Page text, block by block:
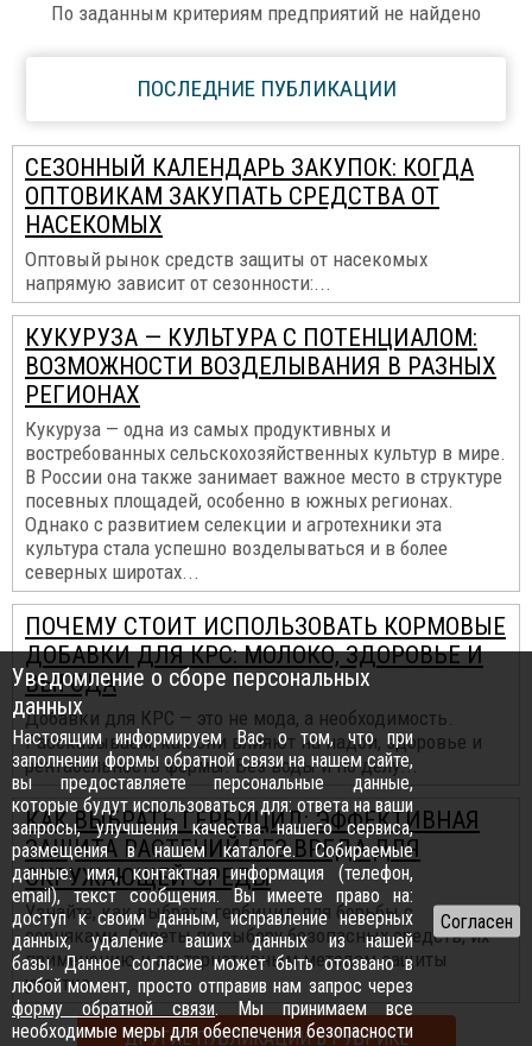
По заданным критериям предприятий не найдено
ПОСЛЕДНИЕ ПУБЛИКАЦИИ
СЕЗОННЫЙ КАЛЕНДАРЬ ЗАКУПОК: КОГДА
ОПТОВИКАМ ЗАКУПАТЬ СРЕДСТВА ОТ
НАСЕКОМЫХ
Оптовый рынок средств защиты от насекомых
напрямую зависит от сезонности:...
КУКУРУЗА — КУЛЬТУРА С ПОТЕНЦИАЛОМ:
ВОЗМОЖНОСТИ ВОЗДЕЛЫВАНИЯ В РАЗНЫХ
РЕГИОНАХ
Кукуруза — одна из самых продуктивных и
востребованных сельскохозяйственных культур в мире.
В России она также занимает важное место в структуре
посевных площадей, особенно в южных регионах.
Однако с развитием селекции и агротехники эта
культура стала успешно возделываться и в более
северных широтах...
ПОЧЕМУ СТОИТ ИСПОЛЬЗОВАТЬ КОРМОВЫЕ
ДОБАВКИ ДЛЯ КРС: МОЛОКО, ЗДОРОВЬЕ И
ВЫГОДА
Добавки для КРС — это не мода, а необходимость.
Рассказываем, как они влияют на надои, здоровье и
рентабельность фермы. Без воды и по делу...
КАК ВЫБРАТЬ ГЕРБИЦИД: ЭФФЕКТИВНАЯ
ЗАЩИТА РАСТЕНИЙ БЕЗ ВРЕДА ДЛЯ
ОКРУЖАЮЩЕЙ СРЕДЫ
Узнайте, как выбрать гербицид для борьбы с
сорняками. Советы по выбору безопасных средств, их
применению и альтернативным методам защиты
участка...
ДРУГИЕ ПУБЛИКАЦИИ В РУБРИКЕ
Уведомление о сборе персональных
данных
Настоящим информируем Вас о том, что при
заполнении формы обратной связи на нашем сайте,
вы предоставляете персональные данные,
которые будут использоваться для: ответа на ваши
запросы, улучшения качества нашего сервиса,
размещения в нашем каталоге. Собираемые
данные: имя, контактная информация (телефон,
email), текст сообщения. Вы имеете право на:
доступ к своим данным, исправление неверных
данных, удаление ваших данных из нашей
базы. Данное согласие может быть отозвано в
любой момент, просто отправив нам запрос через
форму обратной связи. Мы принимаем все
необходимые меры для обеспечения безопасности